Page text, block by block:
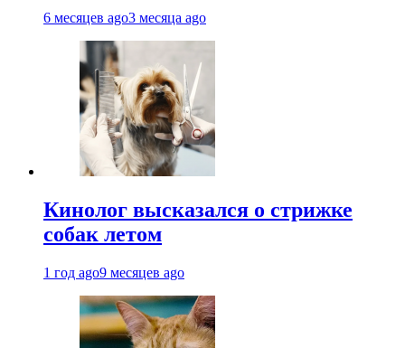
6 месяцев ago3 месяца ago
Кинолог высказался о стрижке
собак летом
1 год ago9 месяцев ago